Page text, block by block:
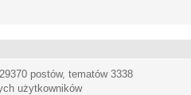
postów, tematów 3338
użytkowników